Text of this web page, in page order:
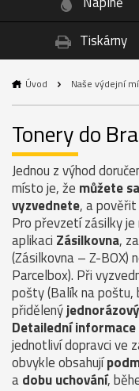
Tiskárny
Úvod Naše výdejní
Tonery do
Jednou z výhod
místo je, že můžete
vyzvednete, a
Pro převzetí zásilky
aplikaci Zásilkovna,
(Zásilkovna – Z-BOX)
Parcelbox). Při
pošty (Balík na
přidělený
Detailední
jednotliví dopravci ve
obvykle obsahují
adobu uchování,